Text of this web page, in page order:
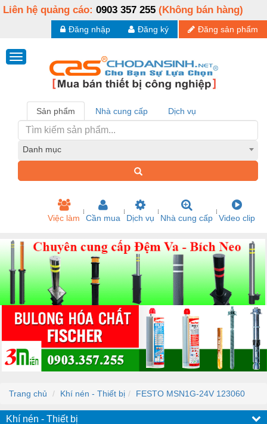
Liên hệ quảng cáo: 0903 357 255 (Không bán hàng)
Đăng sản phẩm
Đăng ký
Đăng nhập
Sản phẩm Nhà cung cấp Dịch vụ
Danh mục
Việc làm Cần mua Dịch vụ Nhà cung cấp Video clip
Trang chủ Khí nén - Thiết bị FESTO MSN1G-24V 123060
Khí nén - Thiết bị